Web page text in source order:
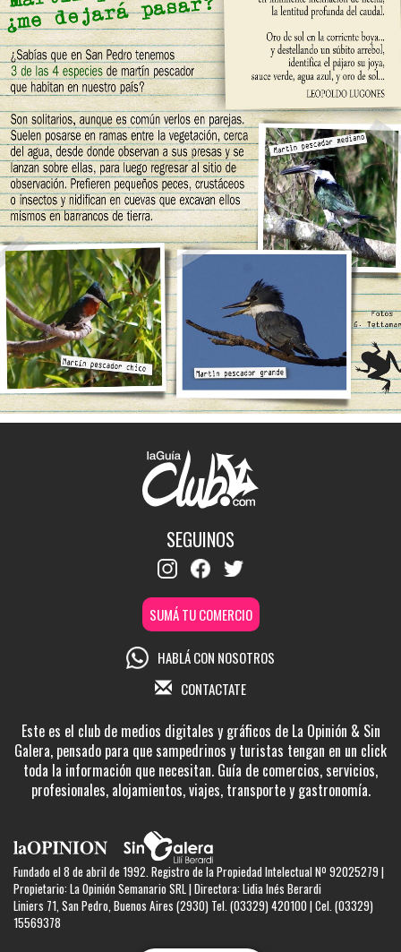
SEGUINOS
SUMÁ TU COMERCIO
HABLÁ CON NOSOTROS
CONTACTATE
Este es el club de medios digitales y gráficos de La Opinión & Sin
Galera, pensado para que sampedrinos y turistas tengan en un click
toda la información que necesitan. Guía de comercios, servicios,
profesionales, alojamientos, viajes, transporte y gastronomía.
Fundado el 8 de abril de 1992. Registro de la Propiedad Intelectual Nº 92025279 |
Propietario: La Opinión Semanario SRL | Directora: Lidia Inés Berardi
Liniers 71, San Pedro, Buenos Aires (2930) Tel. (03329) 420100 | Cel. (03329)
15569378